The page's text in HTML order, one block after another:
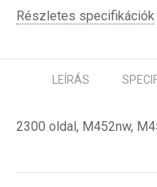
Részletes specifikációk
LEÍRÁS
2300 oldal, M452nw,